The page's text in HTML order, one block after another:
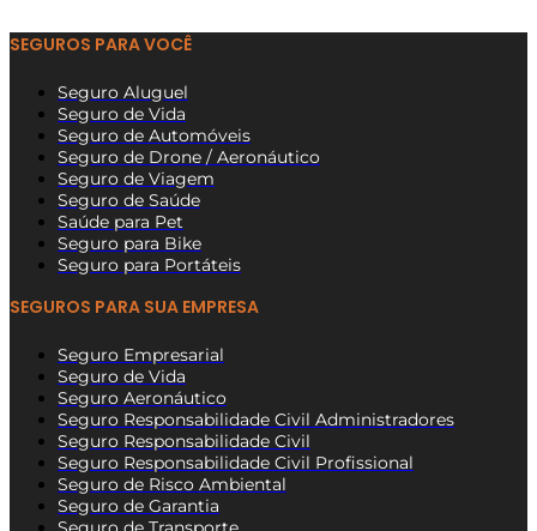
SEGUROS PARA VOCÊ
Seguro Aluguel
Seguro de Vida
Seguro de Automóveis
Seguro de Drone / Aeronáutico
Seguro de Viagem
Seguro de Saúde
Saúde para Pet
Seguro para Bike
Seguro para Portáteis
SEGUROS PARA SUA EMPRESA
Seguro Empresarial
Seguro de Vida
Seguro Aeronáutico
Seguro Responsabilidade Civil Administradores
Seguro Responsabilidade Civil
Seguro Responsabilidade Civil Profissional
Seguro de Risco Ambiental
Seguro de Garantia